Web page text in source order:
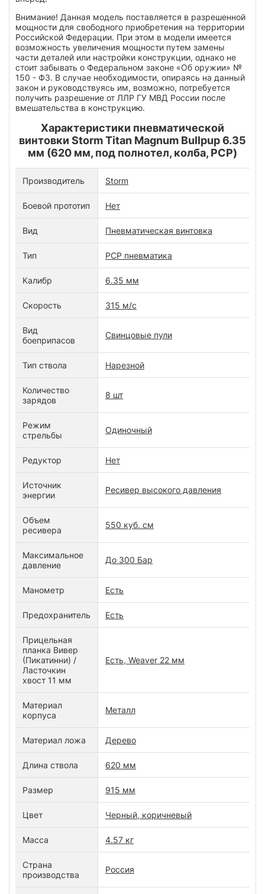
Внимание! Данная модель поставляется в разрешенной
мощности для свободного приобретения на территории
Российской Федерации. При этом в модели имеется
возможность увеличения мощности путем замены
части деталей или настройки конструкции, однако не
стоит забывать о Федеральном законе «Об оружии» №
150 - ФЗ. В случае необходимости, опираясь на данный
закон и руководствуясь им, возможно, потребуется
получить разрешение от ЛЛР ГУ МВД России после
вмешательства в конструкцию.
Характеристики пневматической
винтовки Storm Titan Magnum Bullpup 6.35
мм (620 мм, под полнотел, колба, PCP)
Производитель Storm
Боевой прототип Нет
Вид Пневматическая винтовка
Тип PCP пневматика
Калибр 6.35 мм
Скорость 315 м/с
Вид
боеприпасов
Свинцовые пули
Тип ствола Нарезной
Количество
зарядов
8 шт
Режим
стрельбы
Одиночный
Редуктор Нет
Источник
энергии
Ресивер высокого давления
Объем
ресивера
550 куб. см
Максимальное
давление
До 300 Бар
Манометр Есть
Предохранитель Есть
Прицельная
планка Вивер
(Пикатинни) /
Ласточкин
хвост 11 мм
Есть, Weaver 22 мм
Материал
корпуса
Металл
Материал ложа Дерево
Длина ствола 620 мм
Размер 915 мм
Цвет Черный, коричневый
Масса 4.57 кг
Страна
производства
Россия